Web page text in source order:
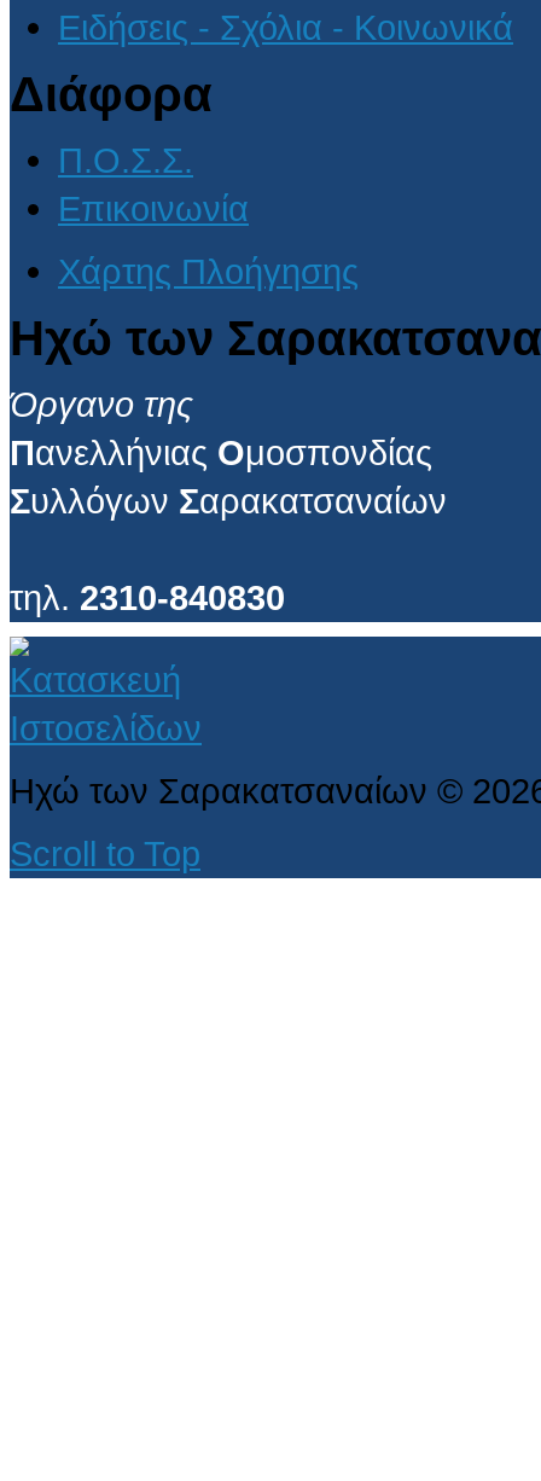
Ειδήσεις - Σχόλια - Κοινωνικά
Διάφορα
Π.Ο.Σ.Σ.
Επικοινωνία
Χάρτης Πλοήγησης
Ηχώ των
Όργανο της
Πανελλήνιας Ομοσπονδίας
Συλλόγων Σαρακατσαναίων
τηλ. 2310-840830
Ηχώ των Σαρακατσαναίων ©
Scroll to Top